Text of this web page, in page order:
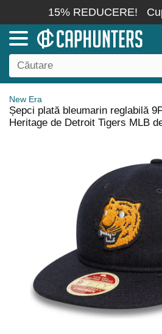
15% REDUCERE!
New Era
Șepci plată bleumarin reglabilă
Heritage de Detroit Tigers MLB